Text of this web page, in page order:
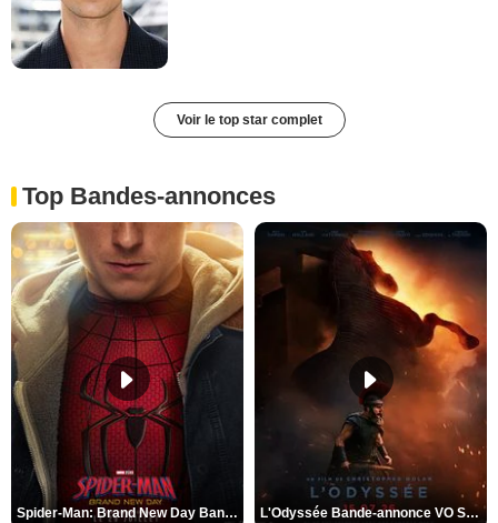
Voir le top star complet
Top Bandes-annonces
Spider-Man: Brand New Day Bande-annonce VO STFR L'Odyssée Bande-annonce VO STFR